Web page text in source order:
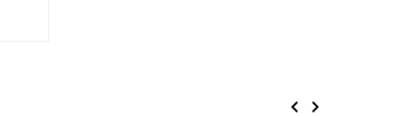
Previous
Next